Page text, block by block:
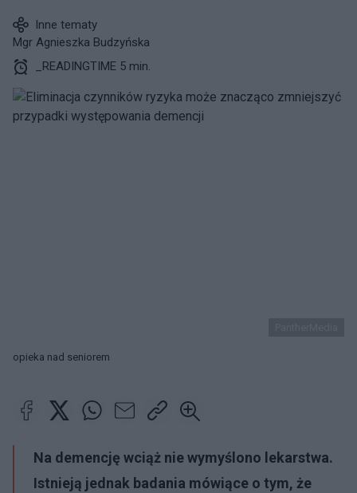
Inne tematy
Mgr Agnieszka Budzyńska
_READINGTIME 5 min.
opieka nad seniorem
Na demencję wciąż nie wymyślono lekarstwa.
Istnieją jednak badania mówiące o tym, że